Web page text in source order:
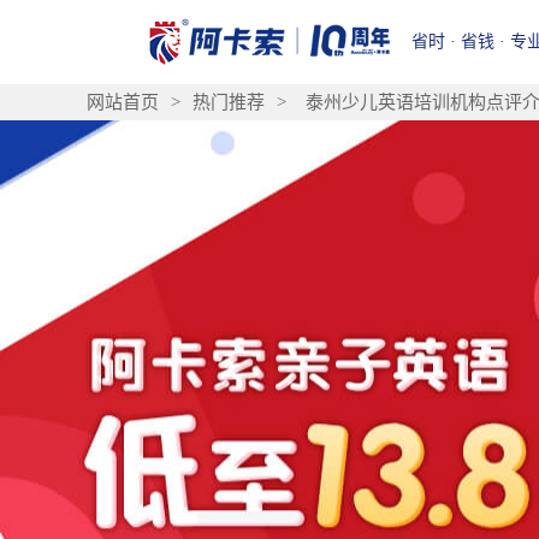
省时 · 省钱 · 专
网站首页 > 热门推荐 > 泰州少儿英语培训机构点评